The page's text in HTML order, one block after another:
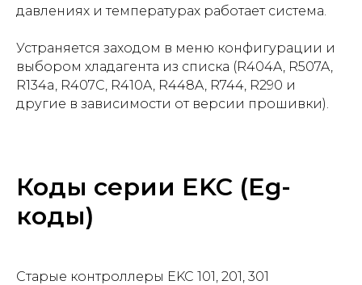
давлениях и температурах работает система.
Устраняется заходом в меню конфигурации и
выбором хладагента из списка (R404A, R507A,
R134a, R407C, R410A, R448A, R744, R290 и
другие в зависимости от версии прошивки).
Коды серии EKC (Eg-
коды)
Старые контроллеры EKC 101, 201, 301